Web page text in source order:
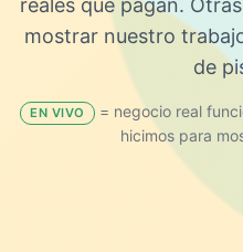
reales que pagan.
mostrar nuestro
de
EN VIVO = negocio real
hicimos para